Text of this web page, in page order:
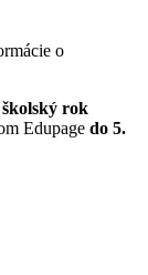
o
rok
Edupage do 5.